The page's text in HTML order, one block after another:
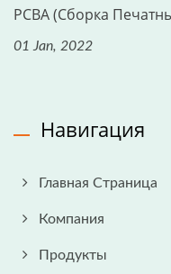
PCBA (Сборка
01 Jan, 2022
Навигация
Главная Страница
Компания
Продукты